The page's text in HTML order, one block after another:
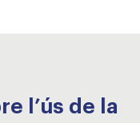
l’ús de la